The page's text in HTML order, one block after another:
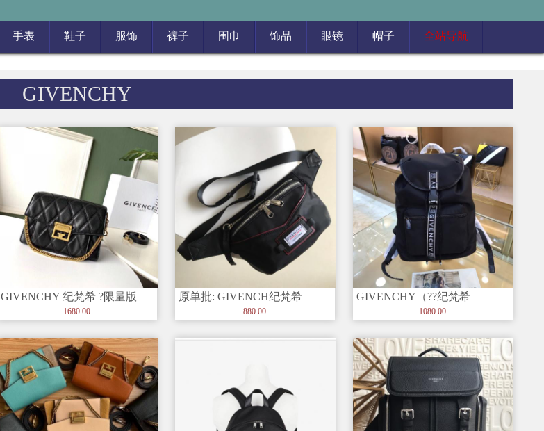
手表 鞋子 服饰 裤子 围巾 饰品 眼镜 帽子 全站导航
GIVENCHY
GIVENCHY 纪梵希 ?限量版
GV3菱格亮光小羊皮，巴黎
1680.00
原单批: GIVENCH纪梵希
Downtown腰包/胸包 够
880.00
GIVENCHY（??纪梵希
GN0021）纪梵希2019最
1080.00